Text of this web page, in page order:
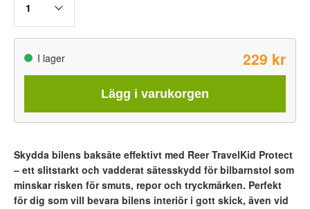
1
I lager 229 kr
Lägg i varukorgen
Skydda bilens baksäte effektivt med Reer TravelKid Protect
– ett slitstarkt och vadderat sätesskydd för bilbarnstol som
minskar risken för smuts, repor och tryckmärken. Perfekt
för dig som vill bevara bilens interiör i gott skick, även vid